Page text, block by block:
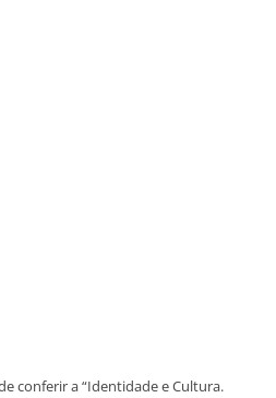
conferir a “Identidade e Cultura.